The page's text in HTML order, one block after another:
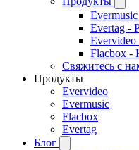
Evertag -
Evervideo
Flacbox -
Свяжитесь с
Продукты
Evervideo
Evermusic
Flacbox
Evertag
Блог